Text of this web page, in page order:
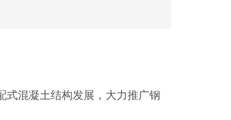
式混凝土结构发展，大力推广钢